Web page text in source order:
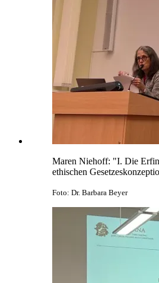
Maren Niehoff: "I. Die
ethischen
Foto: Dr. Barbara Beyer